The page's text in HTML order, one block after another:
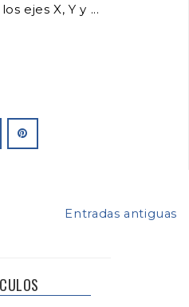
ejes X, Y y
Entradas antiguas